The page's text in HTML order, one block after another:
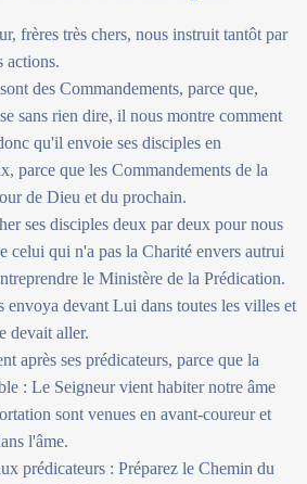
frères très chers, nous instruit tantôt par
actions.
des Commandements, parce que,
sans rien dire, il nous montre comment
qu'il envoie ses disciples en
parce que les Commandements de la
de Dieu et du prochain.
ses disciples deux par deux pour nous
celui qui n'a pas la Charité envers autrui
le Ministère de la Prédication.
devant Lui dans toutes les villes et
devait aller.
après ses prédicateurs, parce que la
: Le Seigneur vient habiter notre âme
sont venues en avant-coureur et
l'âme.
prédicateurs : Préparez le Chemin du